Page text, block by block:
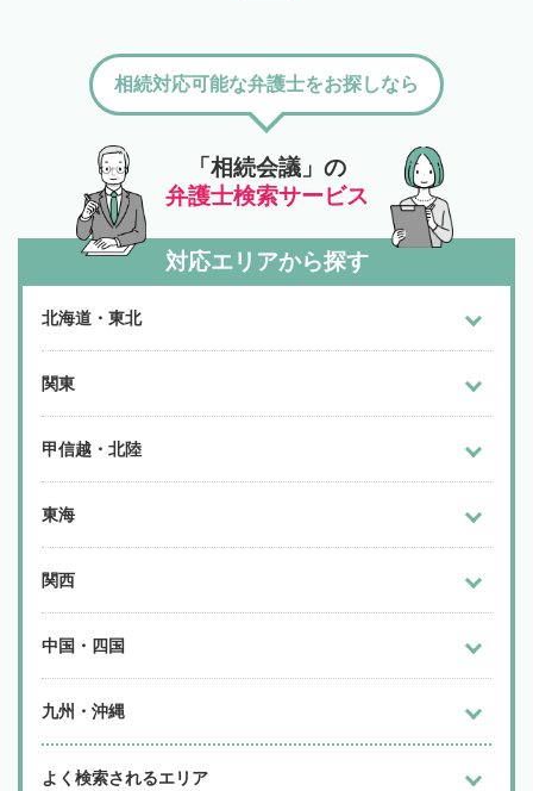
「相続会議」の
弁護士検索サービス
相続対応可能な弁護士をお探しなら
対応エリアから探す
北海道・東北
関東
甲信越・北陸
東海
関西
中国・四国
九州・沖縄
よく検索されるエリア